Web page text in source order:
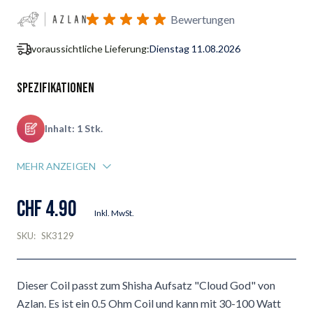
Bewertungen
voraussichtliche Lieferung:Dienstag 11.08.2026
Spezifikationen
Inhalt: 1 Stk.
MEHR ANZEIGEN
CHF 4.90 Inkl. MwSt.
SKU: SK3129
Dieser Coil passt zum Shisha Aufsatz "Cloud God" von
Azlan. Es ist ein 0.5 Ohm Coil und kann mit 30-100 Watt